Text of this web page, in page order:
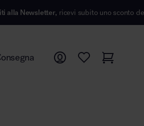
uno sconto del 7%